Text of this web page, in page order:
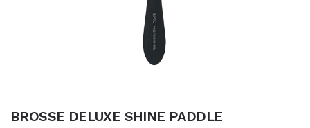
BROSSE DELUXE SHINE PADDLE